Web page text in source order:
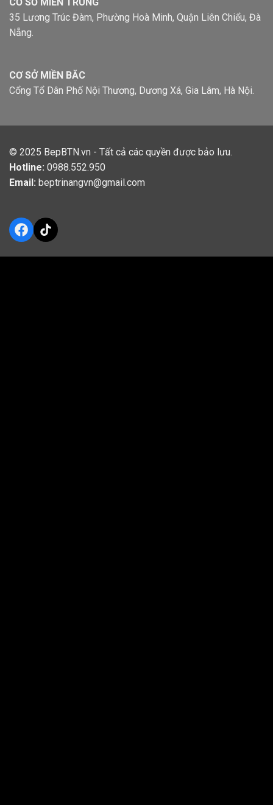
35 Lương Trúc Đàm, Phường Hoà Minh, Quận Liên Chiểu, Đà
Nẵng.
CƠ SỞ MIỀN BĂC
Cổng Tổ Dân Phố Nội Thương, Dương Xá, Gia Lâm, Hà Nội.
© 2025 BepBTN.vn - Tất cả các quyền được bảo lưu.
Hotline: 0988.552.950
Email: beptrinangvn@gmail.com
Facebook
TikTok